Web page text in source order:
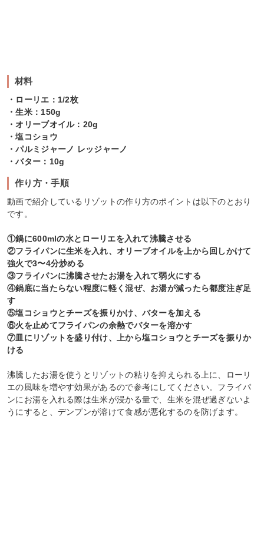
材料
・ローリエ：1/2枚
・生米：150g
・オリーブオイル：20g
・塩コショウ
・パルミジャーノ レッジャーノ
・バター：10g
作り方・手順
動画で紹介しているリゾットの作り方のポイントは以下のとおり
です。
①鍋に600mlの水とローリエを入れて沸騰させる
②フライパンに生米を入れ、オリーブオイルを上から回しかけて
強火で3〜4分炒める
③フライパンに沸騰させたお湯を入れて弱火にする
④鍋底に当たらない程度に軽く混ぜ、お湯が減ったら都度注ぎ足
す
⑤塩コショウとチーズを振りかけ、バターを加える
⑥火を止めてフライパンの余熱でバターを溶かす
⑦皿にリゾットを盛り付け、上から塩コショウとチーズを振りか
ける
沸騰したお湯を使うとリゾットの粘りを抑えられる上に、ローリ
エの風味を増やす効果があるので参考にしてください。フライパ
ンにお湯を入れる際は生米が浸かる量で、生米を混ぜ過ぎないよ
うにすると、デンプンが溶けて食感が悪化するのを防げます。